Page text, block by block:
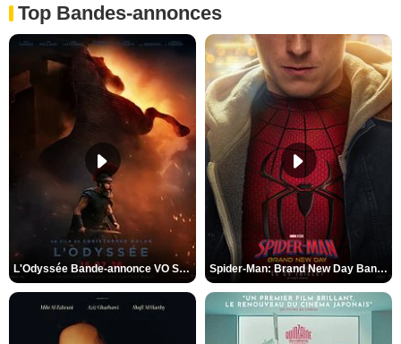
Top Bandes-annonces
L'Odyssée Bande-annonce VO STFR Spider-Man: Brand New Day Bande-annonce VO STFR